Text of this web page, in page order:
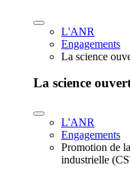
L'ANR
Engagements
La science
La science
L'ANR
Engagements
Promotion de
industrielle